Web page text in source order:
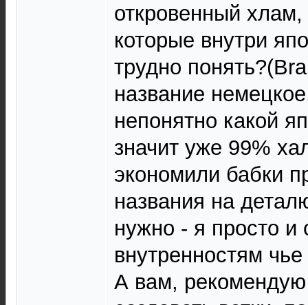
откровенный
которые внутри
трудно
название
непонятно какой
значит уже 99%
экономили бабки
названия на
нужно - я просто и
внутренностям чье
А вам,